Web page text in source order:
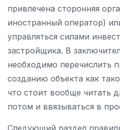
привлечена сторонняя
иностранный оператор)
управляться силами
застройщика. В
необходимо перечислить
созданию объекта как
что стоит вообще читать
потом и ввязываться в
Следующий раздел